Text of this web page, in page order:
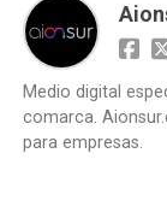
Medio digital
comarca.
para empresas.